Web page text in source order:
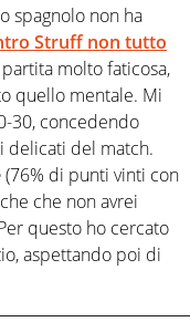
spagnolo non ha
Struff non tutto
partita molto faticosa,
quello mentale. Mi
30, concedendo
delicati del match.
(76% di punti vinti con
che non avrei
questo ho cercato
aspettando poi di